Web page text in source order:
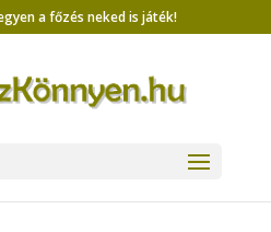
a főzés neked is játék!